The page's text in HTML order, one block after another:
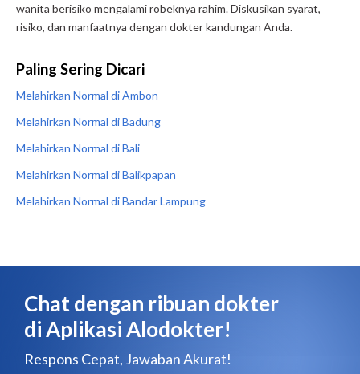
wanita berisiko mengalami robeknya rahim. Diskusikan syarat,
risiko, dan manfaatnya dengan dokter kandungan Anda.
Paling Sering Dicari
Melahirkan Normal di Ambon
Melahirkan Normal di Badung
Melahirkan Normal di Bali
Melahirkan Normal di Balikpapan
Melahirkan Normal di Bandar Lampung